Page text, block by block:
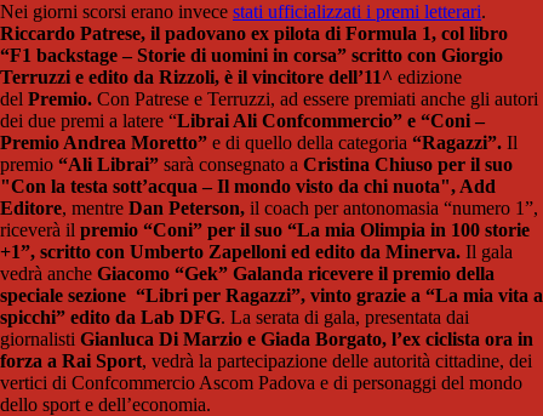
Nei giorni scorsi erano invece stati ufficializzati i premi letterari.
Riccardo Patrese, il padovano ex pilota di Formula 1, col libro
“F1 backstage – Storie di uomini in corsa” scritto con Giorgio
Terruzzi e edito da Rizzoli, è il vincitore dell’11^ edizione
del Premio. Con Patrese e Terruzzi, ad essere premiati anche gli autori
dei due premi a latere “Librai Ali Confcommercio” e “Coni –
Premio Andrea Moretto” e di quello della categoria “Ragazzi”. Il
premio “Ali Librai” sarà consegnato a Cristina Chiuso per il suo
"Con la testa sott’acqua – Il mondo visto da chi nuota", Add
Editore, mentre Dan Peterson, il coach per antonomasia “numero 1”,
riceverà il premio “Coni” per il suo “La mia Olimpia in 100 storie
+1”, scritto con Umberto Zapelloni ed edito da Minerva. Il gala
vedrà anche Giacomo “Gek” Galanda ricevere il premio della
speciale sezione “Libri per Ragazzi”, vinto grazie a “La mia vita a
spicchi” edito da Lab DFG. La serata di gala, presentata dai
giornalisti Gianluca Di Marzio e Giada Borgato, l’ex ciclista ora in
forza a Rai Sport, vedrà la partecipazione delle autorità cittadine, dei
vertici di Confcommercio Ascom Padova e di personaggi del mondo
dello sport e dell’economia.